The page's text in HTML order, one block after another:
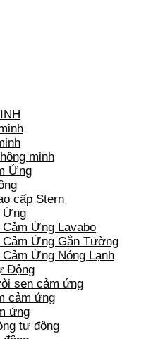
minh
Ứng
cấp Stern
Ứng
Ứng Lavabo
Ứng Gắn Tường
Ứng Nóng Lạnh
Động
sen cảm ứng
cảm ứng
ứng
tự động